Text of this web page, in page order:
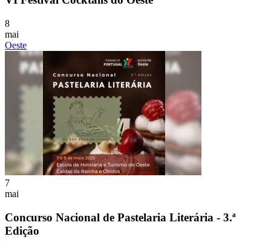
8
mai
Oeste
7
mai
Concurso Nacional de Pastelaria Literária - 3.ª
Edição